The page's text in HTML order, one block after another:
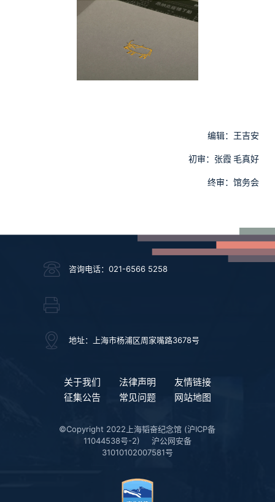
编辑：王吉安
初审：张霞 毛真好
终审：馆务会
咨询电话：021-6566 5258
地址：上海市杨浦区周家嘴路3678号
关于我们 法律声明
友情链接
征集公告
常见问题 网站地图
©Copyright 2022上海韬奋纪念馆 (沪ICP备
11044538号-2)
沪公网安备
31010102007581号